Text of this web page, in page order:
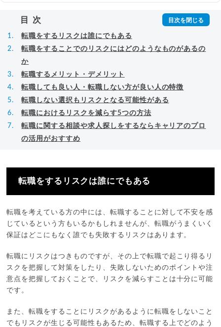
目次
転職をするリスクは誰にでもある
転職をすることでのリスクにはどのようなものがあるの
か
転職するメリット・デメリット
転職しても良い人・転職しない方が良い人の特徴
転職しない選択もリスクとなる可能性がある
転職におけるリスクを減らす5つの方法
転職に関する相談や求人探しをするならキャリアのプロ
の活用がおすすめ
転職をするリスクは誰にでもある
転職を考えている方の中には、転職することに対して不安を感
じているという方もいるかもしれませんが、転職がうまくいく
保証はどこにもなく誰でも失敗するリスクはあります。
転職にリスクはつきものですが、その上で転職で起こり得るリ
スクを把握して対策をしたり、失敗しないためのポイントや注
意点を把握しておくことで、リスクを減らすことは十分に可能
です。
また、転職をすることにリスクがあるように転職をしないこと
でもリスクが生じる可能性もあるため、転職する上でどのよう